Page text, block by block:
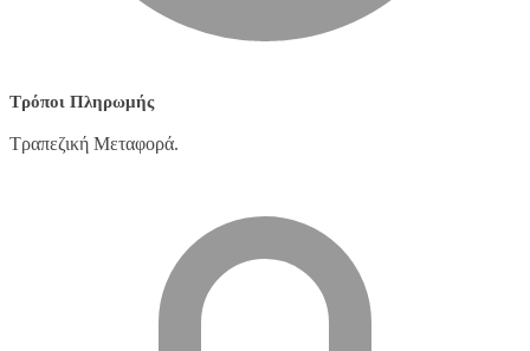
Τρόποι Πληρωμής
Τραπεζική Μεταφορά.